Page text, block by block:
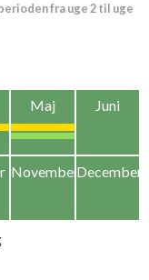
fra uge 2 til uge
Maj Juni
NovemberDecember